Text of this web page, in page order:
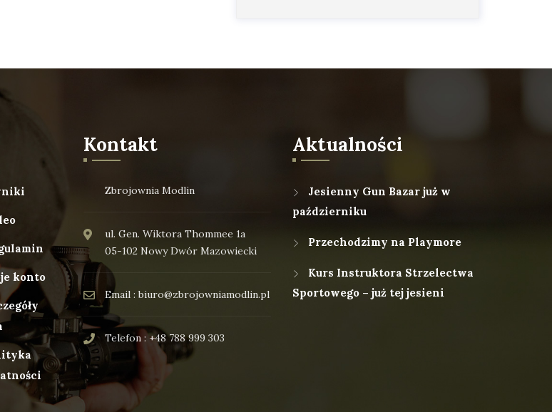
konto
Kontakt
Zbrojownia Modlin
ul. Gen. Wiktora Thommee 1a
05-102 Nowy Dwór Mazowiecki
Email : biuro@zbrojowniamodlin.pl
Telefon : +48 788 999 303
Aktualności
Jesienny Gun Bazar już w
październiku
Przechodzimy na Playmore
Kurs Instruktora Strzelectwa
Sportowego – już tej jesieni